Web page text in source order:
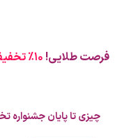
فرصت طلایی! ۱۰٪ تخفیف شگفت انگیز
چیزی تا پایان جشنواره